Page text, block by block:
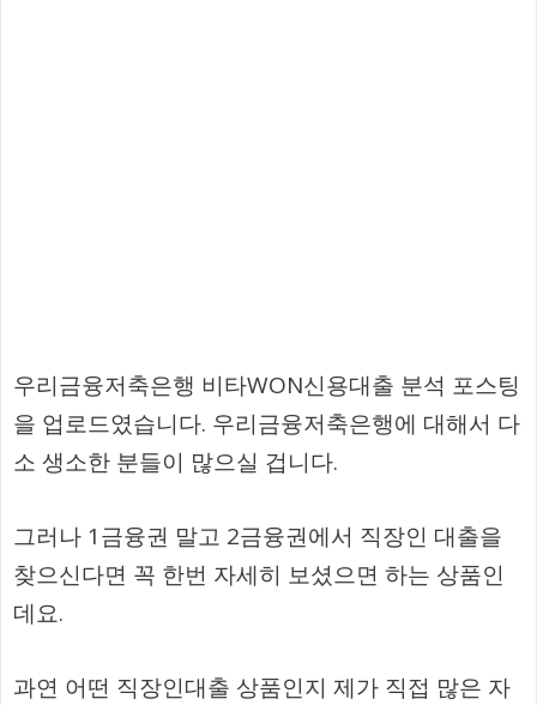
우리금융저축은행 비타WON신용대출 분석 포스팅
을 업로드였습니다. 우리금융저축은행에 대해서 다
소 생소한 분들이 많으실 겁니다.
그러나 1금융권 말고 2금융권에서 직장인 대출을
찾으신다면 꼭 한번 자세히 보셨으면 하는 상품인
데요.
과연 어떤 직장인대출 상품인지 제가 직접 많은 자